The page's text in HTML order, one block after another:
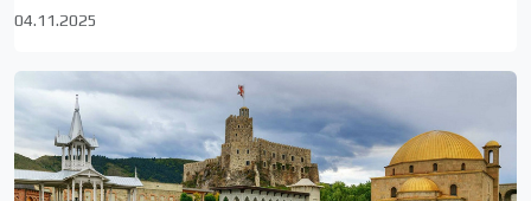
04.11.2025